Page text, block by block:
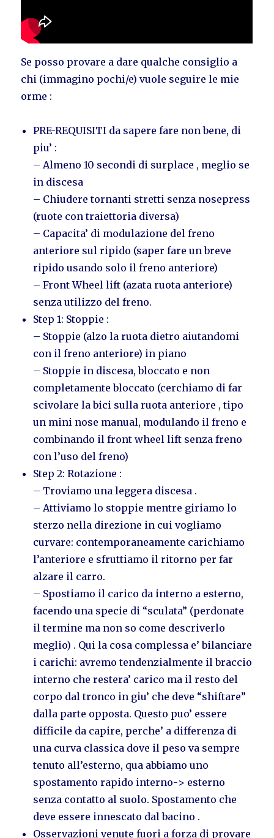
Se posso provare a dare qualche consiglio a
chi (immagino pochi/e) vuole seguire le mie
orme :
PRE-REQUISITI da sapere fare non bene, di
piu’ :
– Almeno 10 secondi di surplace , meglio se
in discesa
– Chiudere tornanti stretti senza nosepress
(ruote con traiettoria diversa)
– Capacita’ di modulazione del freno
anteriore sul ripido (saper fare un breve
ripido usando solo il freno anteriore)
– Front Wheel lift (azata ruota anteriore)
senza utilizzo del freno.
Step 1: Stoppie :
– Stoppie (alzo la ruota dietro aiutandomi
con il freno anteriore) in piano
– Stoppie in discesa, bloccato e non
completamente bloccato (cerchiamo di far
scivolare la bici sulla ruota anteriore , tipo
un mini nose manual, modulando il freno e
combinando il front wheel lift senza freno
con l’uso del freno)
Step 2: Rotazione :
– Troviamo una leggera discesa .
– Attiviamo lo stoppie mentre giriamo lo
sterzo nella direzione in cui vogliamo
curvare: contemporaneamente carichiamo
l’anteriore e sfruttiamo il ritorno per far
alzare il carro.
– Spostiamo il carico da interno a esterno,
facendo una specie di “sculata” (perdonate
il termine ma non so come descriverlo
meglio) . Qui la cosa complessa e’ bilanciare
i carichi: avremo tendenzialmente il braccio
interno che restera’ carico ma il resto del
corpo dal tronco in giu’ che deve “shiftare”
dalla parte opposta. Questo puo’ essere
difficile da capire, perche’ a differenza di
una curva classica dove il peso va sempre
tenuto all’esterno, qua abbiamo uno
spostamento rapido interno-> esterno
senza contatto al suolo. Spostamento che
deve essere innescato dal bacino .
Osservazioni venute fuori a forza di provare